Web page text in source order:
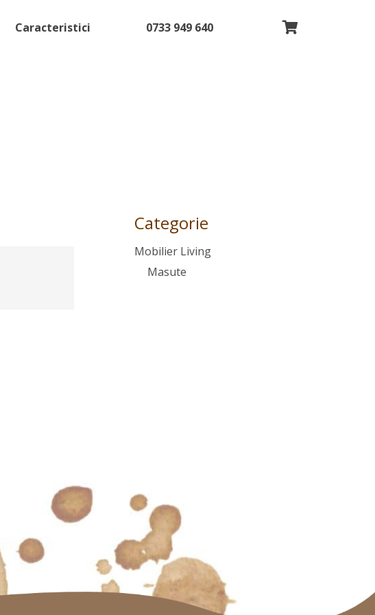
Caracteristici 0733 949 640
Categorie
Mobilier Living
Masute